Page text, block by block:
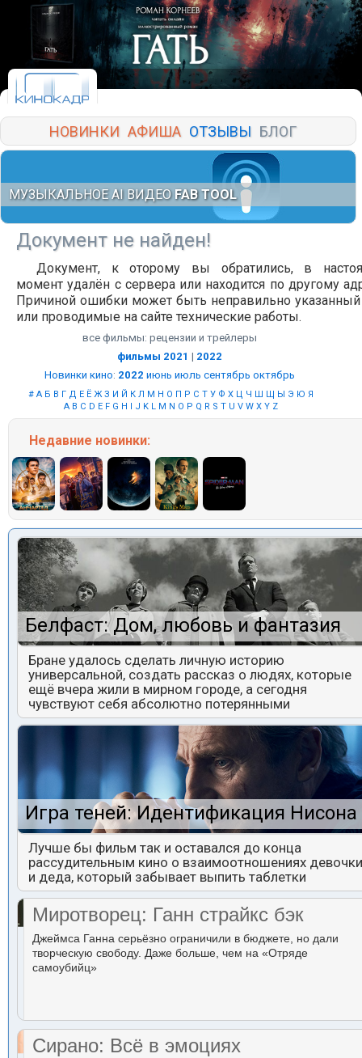
НОВИНКИ АФИША ОТЗЫВЫ БЛОГ
МУЗЫКАЛЬНОЕ AI ВИДЕО FAB TOOL
Документ не найден!
Документ, к оторому вы обратились, в
момент удалён с сервера или находится по другому
Причиной ошибки может быть неправильно указанный
или проводимые на сайте технические работы.
все фильмы: рецензии и трейлеры
фильмы 2021 | 2022
Новинки кино: 2022 июнь июль сентябрь октябрь
# А Б В Г Д Е Ё Ж З И Й К Л М Н О П Р С Т У Ф Х Ц Ч Ш Щ Ы Э Ю Я
A B C D E F G H I J K L M N O P Q R S T U V W X Y Z
Недавние новинки:
Белфаст: Дом, любовь и фантазия
Бране удалось сделать личную историю
универсальной, создать рассказ о людях, которые
ещё вчера жили в мирном городе, а сегодня
чувствуют себя абсолютно потерянными
Игра теней: Идентификация Нисона
Лучше бы фильм так и оставался до конца
рассудительным кино о взаимоотношениях девочки
и деда, который забывает выпить таблетки
Миротворец: Ганн страйкс бэк
Джеймса Ганна серьёзно ограничили в бюджете, но дали
творческую свободу. Даже больше, чем на «Отряде
самоубийц»
Сирано: Всё в эмоциях